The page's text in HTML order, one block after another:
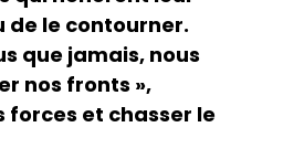
de le contourner.
que jamais, nous
nos fronts »,
forces et chasser le